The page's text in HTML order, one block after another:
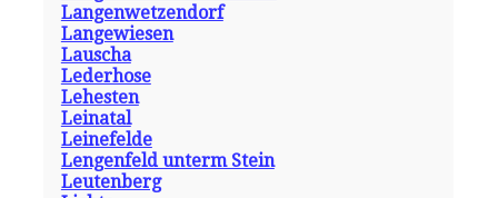
Langenwetzendorf
Langewiesen
Lauscha
Lederhose
Lehesten
Leinatal
Leinefelde
Lengenfeld unterm Stein
Leutenberg